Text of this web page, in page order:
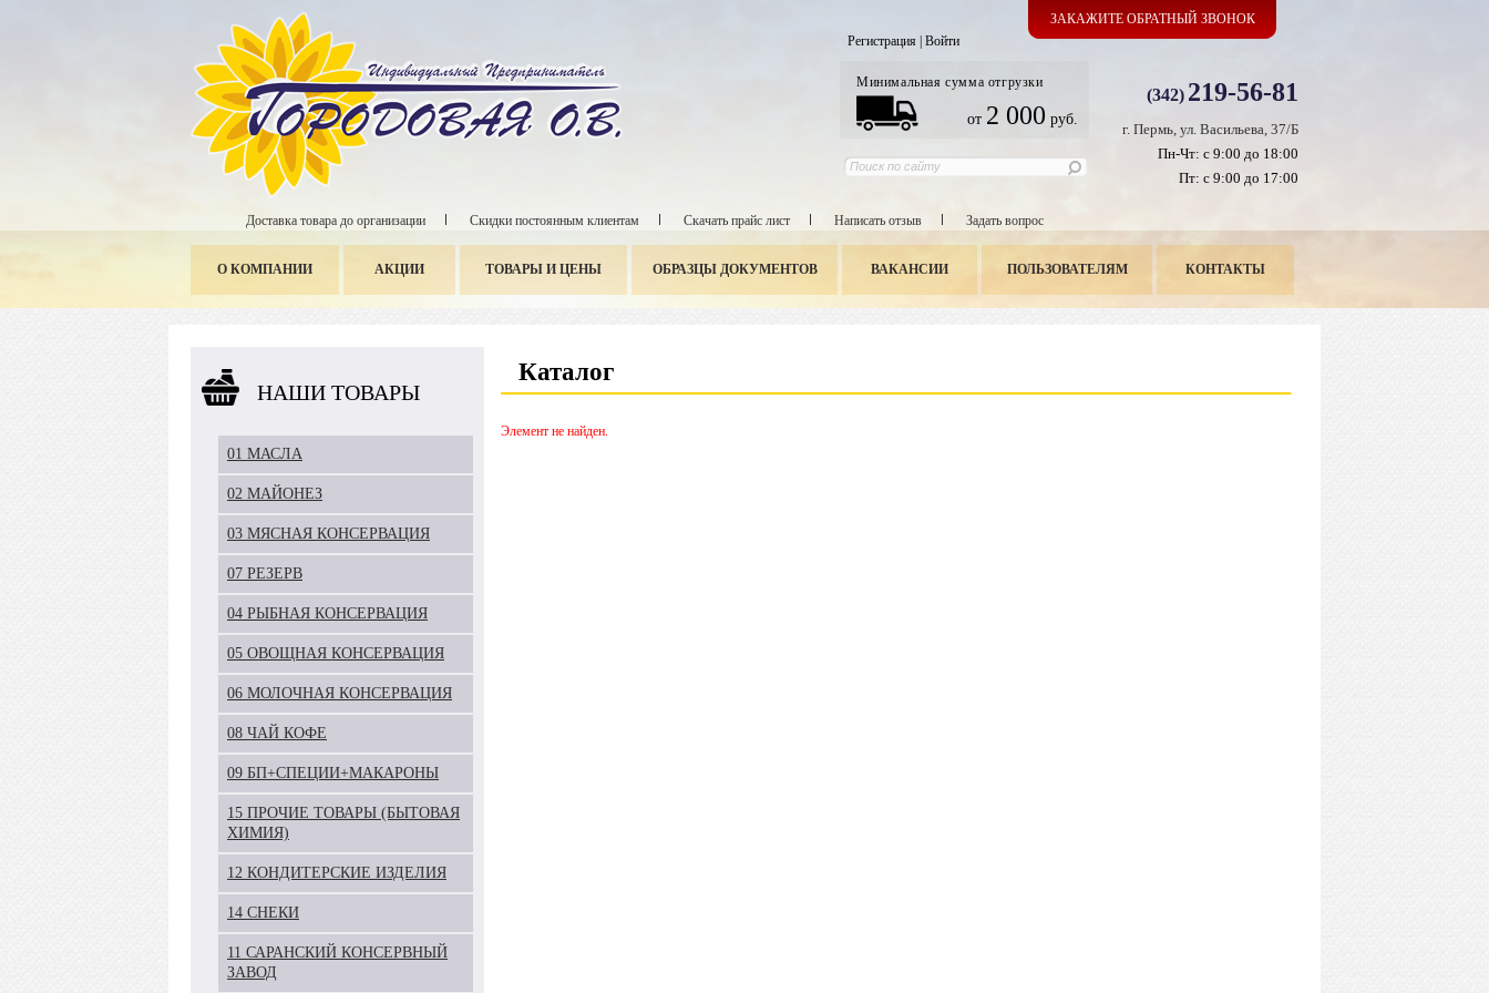
(342) 219-56-81
г. Пермь, ул. Васильева, 37/Б
Пн-Чт: с 9:00 до 18:00
Пт: с 9:00 до 17:00
Регистрация Войти
Минимальная сумма отгрузки
от 2 000 руб.
Доставка товара до организации Скидки постоянным клиентам Скачать прайс лист Написать отзыв Задать вопрос
О КОМПАНИИ АКЦИИ ТОВАРЫ И ЦЕНЫ ОБРАЗЦЫ ДОКУМЕНТОВ ВАКАНСИИ ПОЛЬЗОВАТЕЛЯМ КОНТАКТЫ
ЗАКАЖИТЕ ОБРАТНЫЙ ЗВОНОК
НАШИ ТОВАРЫ
01 МАСЛА
02 МАЙОНЕЗ
03 МЯСНАЯ КОНСЕРВАЦИЯ
07 РЕЗЕРВ
04 РЫБНАЯ КОНСЕРВАЦИЯ
05 ОВОЩНАЯ КОНСЕРВАЦИЯ
06 МОЛОЧНАЯ КОНСЕРВАЦИЯ
08 ЧАЙ КОФЕ
09 БП+СПЕЦИИ+МАКАРОНЫ
15 ПРОЧИЕ ТОВАРЫ (БЫТОВАЯ
ХИМИЯ)
12 КОНДИТЕРСКИЕ ИЗДЕЛИЯ
14 СНЕКИ
11 САРАНСКИЙ КОНСЕРВНЫЙ
ЗАВОД
Каталог
Элемент не найден.